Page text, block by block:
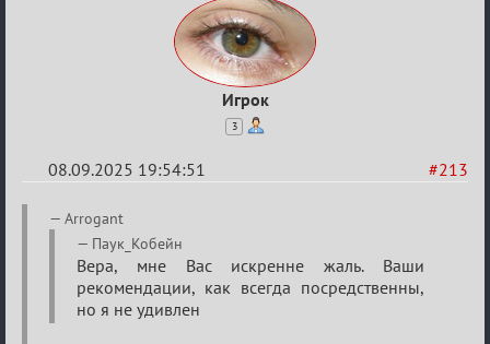
Игрок
3
#213
08.09.2025 19:54:51
Re:
Обуждение
«Universal»
Arrogant
Паук_Кобейн
Вера, мне Вас искренне жаль. Ваши
рекомендации, как всегда посредственны,
но я не удивлен